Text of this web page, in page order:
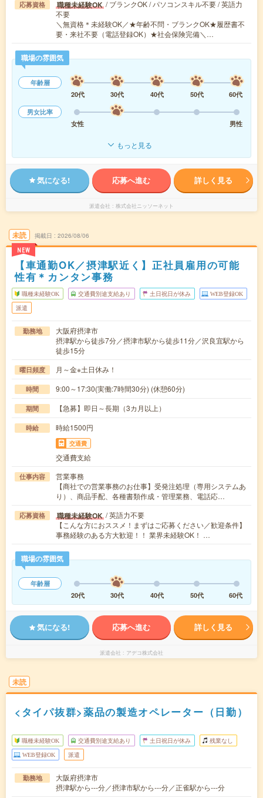
応募資格 職種未経験OK / ブランクOK / パソコンスキル不要 / 英語力
不要
＼無資格＊未経験OK／★年齢不問・ブランクOK★履歴書不
要・来社不要（電話登録OK）★社会保険完備＼…
職場の雰囲気
年齢層
20代
30代 40代 50代
60代
男女比率
女性
男性
もっと見る
気になる! 応募へ進む 詳しく見る
派遣会社 株式会社ニッソーネット
未読
NEW
掲載日 2026/08/06
【車通勤OK／摂津駅近く】正社員雇用の可能
性有＊カンタン事務
職種未経験OK 交通費別途支給あり 土日祝日が休み WEB登録OK
派遣
勤務地
大阪府摂津市
摂津駅から徒歩7分／摂津市駅から徒歩11分／沢良宜駅から
徒歩15分
曜日頻度 月～金※土日休み！
時間 9:00～17:30(実働:7時間30分) (休憩60分)
期間 【急募】即日～長期（3カ月以上）
時給 時給1500円
交通費
交通費支給
仕事内容
営業事務
【商社での営業事務のお仕事】受発注処理（専用システムあ
り）、商品手配、各種書類作成・管理業務、電話応…
応募資格 職種未経験OK / 英語力不要
【こんな方におススメ！まずはご応募ください／歓迎条件】
事務経験のある方大歓迎！！ 業界未経験OK！ …
職場の雰囲気
年齢層
20代
30代 40代 50代 60代
気になる! 応募へ進む 詳しく見る
派遣会社 アデコ株式会社
未読
<タイパ抜群>薬品の製造オペレーター（日勤）
職種未経験OK 交通費別途支給あり 土日祝日が休み 残業なし
WEB登録OK 派遣
勤務地
大阪府摂津市
摂津駅から---分／摂津市駅から---分／正雀駅から---分